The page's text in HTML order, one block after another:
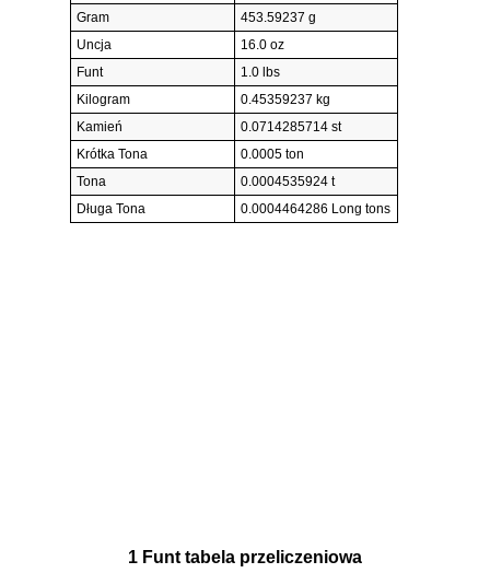
Gram
453.59237 g
Uncja
16.0 oz
Funt
1.0 lbs
Kilogram
0.45359237 kg
Kamień
0.0714285714 st
Krótka Tona
0.0005 ton
Tona
0.0004535924 t
Długa Tona
0.0004464286 Long tons
1 Funt tabela przeliczeniowa